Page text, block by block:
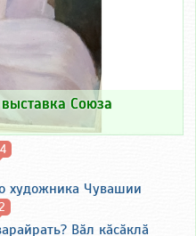
Союза
4
художника Чувашии
2
Вӑл кӑсӑклӑ